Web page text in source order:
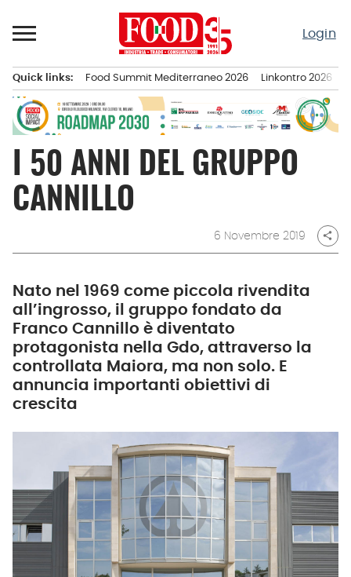
al
Login
principale
Quick links: Food Summit Mediterraneo 2026 Linkontro 2026
I 50 ANNI DEL GRUPPO
CANNILLO
6 Novembre 2019 share
Nato nel 1969 come piccola rivendita
all’ingrosso, il gruppo fondato da
Franco Cannillo è diventato
protagonista nella Gdo, attraverso la
controllata Maiora, ma non solo. E
annuncia importanti obiettivi di
crescita